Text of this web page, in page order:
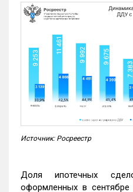
Источник: Росреестр
Доля ипотечных
оформленных в